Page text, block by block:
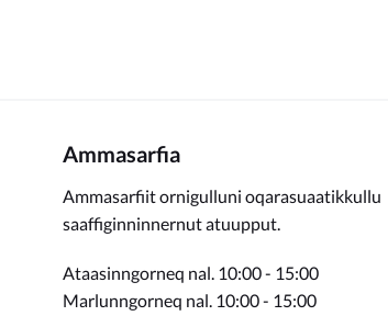
Ammasarfia
Ammasarfiit ornigulluni oqarasuaatikkullu
saaffiginninnernut atuupput.
Ataasinngorneq nal. 10:00 - 15:00
Marlunngorneq nal. 10:00 - 15:00